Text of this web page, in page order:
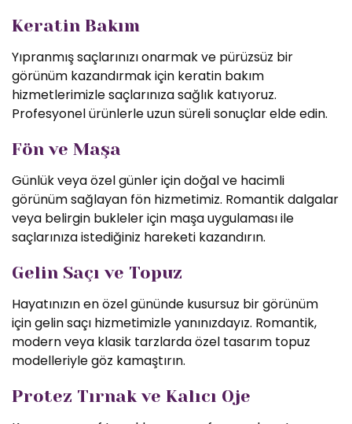
Keratin Bakım
Yıpranmış saçlarınızı onarmak ve pürüzsüz bir
görünüm kazandırmak için keratin bakım
hizmetlerimizle saçlarınıza sağlık katıyoruz.
Profesyonel ürünlerle uzun süreli sonuçlar elde edin.
Fön ve Maşa
Günlük veya özel günler için doğal ve hacimli
görünüm sağlayan fön hizmetimiz. Romantik dalgalar
veya belirgin bukleler için maşa uygulaması ile
saçlarınıza istediğiniz hareketi kazandırın.
Gelin Saçı ve Topuz
Hayatınızın en özel gününde kusursuz bir görünüm
için gelin saçı hizmetimizle yanınızdayız. Romantik,
modern veya klasik tarzlarda özel tasarım topuz
modelleriyle göz kamaştırın.
Protez Tırnak ve Kalıcı Oje